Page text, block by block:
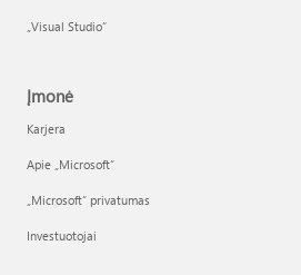
„Visual Studio“
Įmonė
Karjera
Apie „Microsoft“
„Microsoft“ privatumas
Investuotojai